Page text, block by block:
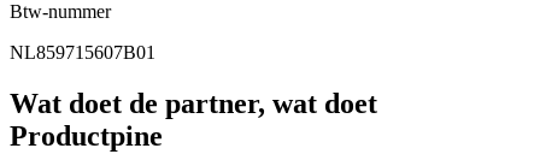
Btw-nummer
NL859715607B01
Wat doet de partner, wat doet
Productpine